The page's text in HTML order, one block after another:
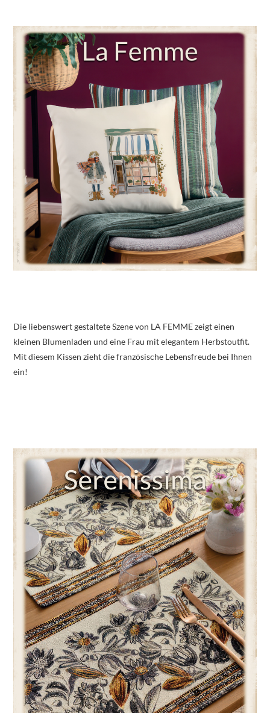
Die liebenswert gestaltete Szene von LA FEMME zeigt einen
kleinen Blumenladen und eine Frau mit elegantem Herbstoutfit.
Mit diesem Kissen zieht die französische Lebensfreude bei Ihnen
ein!